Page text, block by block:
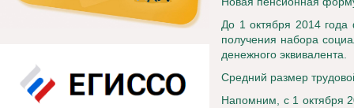
До 1 октября 2014
получения набора
денежного эквивалента.
Средний размер
Напомним, с 1 октября